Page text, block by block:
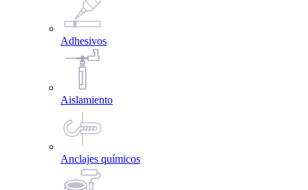
Adhesivos
Aislamiento
Anclajes químicos